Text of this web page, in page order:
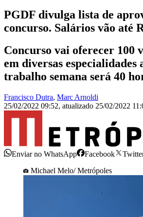
PGDF divulga lista de
concurso. Salários vão até
Concurso vai oferecer 100
em diversas especialidades
trabalho semana será 40
Francisco Dutra, Marc Arnoldi
25/02/2022 09:52, atualizado 25/02/2022
Enviar no WhatsApp Facebook
Michael Melo/ Metrópoles